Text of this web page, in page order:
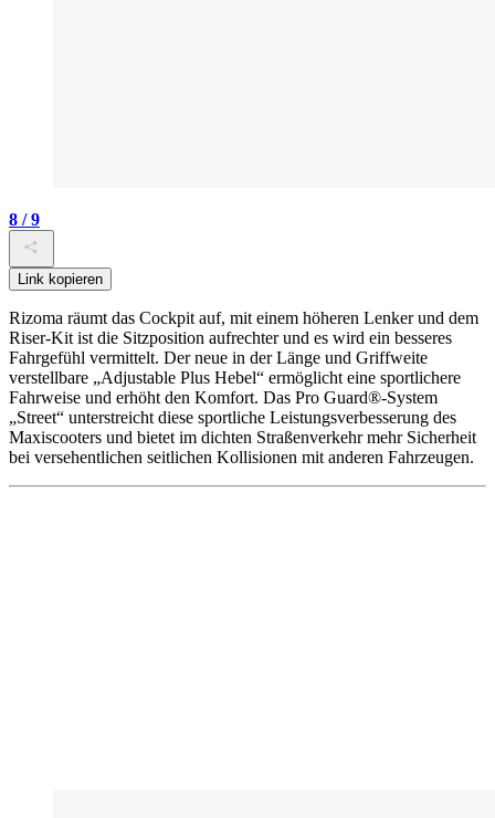
8 / 9
Link kopieren
Rizoma räumt das Cockpit auf, mit einem höheren Lenker und dem
Riser-Kit ist die Sitzposition aufrechter und es wird ein besseres
Fahrgefühl vermittelt. Der neue in der Länge und Griffweite
verstellbare „Adjustable Plus Hebel“ ermöglicht eine sportlichere
Fahrweise und erhöht den Komfort. Das Pro Guard®-System
„Street“ unterstreicht diese sportliche Leistungsverbesserung des
Maxiscooters und bietet im dichten Straßenverkehr mehr Sicherheit
bei versehentlichen seitlichen Kollisionen mit anderen Fahrzeugen.